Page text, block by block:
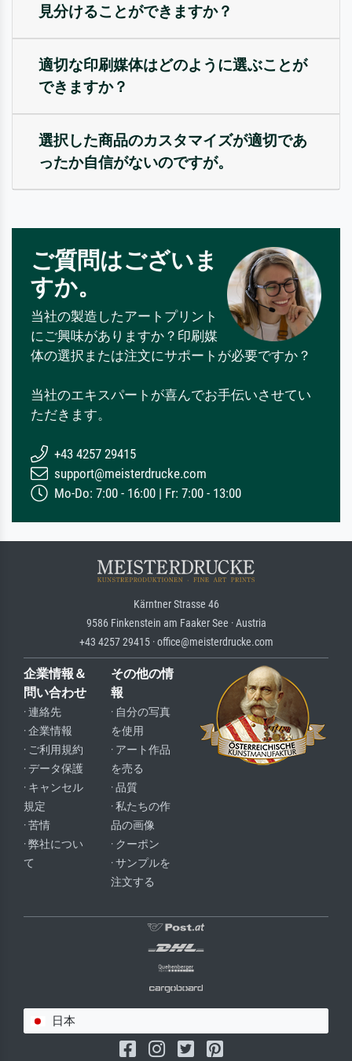
見分けることができますか？
適切な印刷媒体はどのように選ぶことが
できますか？
選択した商品のカスタマイズが適切であ
ったか自信がないのですが。
ご質問はございま
すか。
当社の製造したアートプリント
にご興味がありますか？印刷媒
体の選択または注文にサポートが必要ですか？
当社のエキスパートが喜んでお手伝いさせてい
ただきます。
+43 4257 29415
support@meisterdrucke.com
Mo-Do: 7:00 - 16:00 | Fr: 7:00 - 13:00
Kärntner Strasse 46
9586 Finkenstein am Faaker See · Austria
+43 4257 29415 · office@meisterdrucke.com
企業情報＆
問い合わせ
· 連絡先
· 企業情報
· ご利用規約
· データ保護
· キャンセル
規定
· 苦情
· 弊社につい
て
その他の情
報
· 自分の写真
を使用
· アート作品
を売る
· 品質
· 私たちの作
品の画像
· クーポン
· サンプルを
注文する
日本